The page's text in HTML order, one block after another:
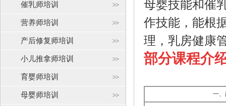
催乳师培训
营养师培训
产后修复师培训
小儿推拿师培训
育婴师培训
母婴师培训
母婴技能和催
作技能，能根
理，乳房健康
部分课程介
一